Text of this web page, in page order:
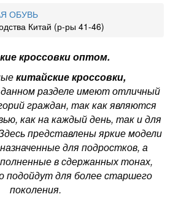
ОБУВЬ
Китай (р-ры 41-46)
кроссовки оптом.
китайские кроссовки,
разделе имеют отличный
граждан, так как являются
как на каждый день, так и для
представлены яркие модели
для подростков, а
в сдержанных тонах,
подойдут для более старшего
поколения.